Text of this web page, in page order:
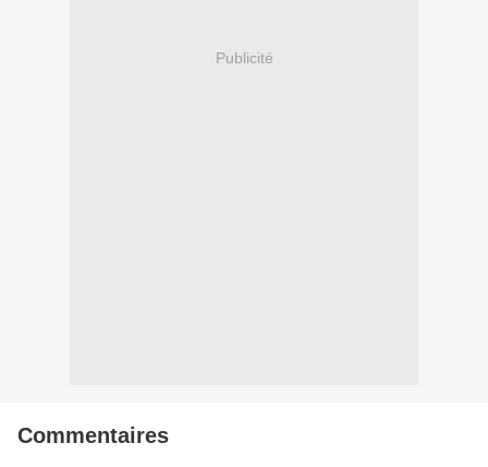
Publicité
Commentaires